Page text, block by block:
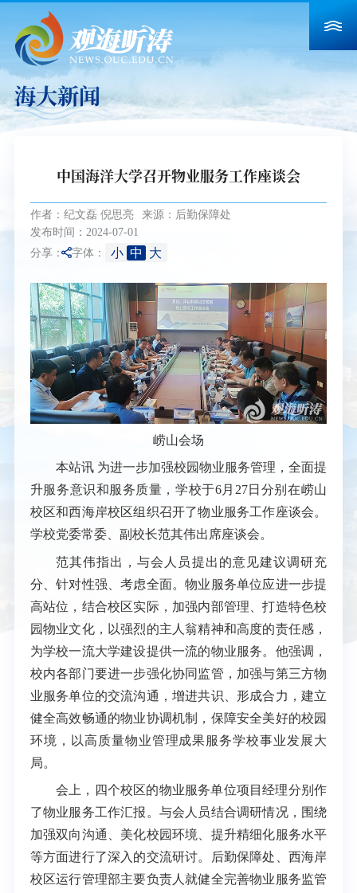
海大新闻
中国海洋大学召开物业服务工作座谈会
作者：纪文磊 倪思亮
来源：后勤保障处
发布时间：2024-07-01
分享： 字体： 小 中 大
崂山会场
本站讯 为进一步加强校园物业服务管理，全面提
升服务意识和服务质量，学校于6月27日分别在崂山
校区和西海岸校区组织召开了物业服务工作座谈会。
学校党委常委、副校长范其伟出席座谈会。
范其伟指出，与会人员提出的意见建议调研充
分、针对性强、考虑全面。物业服务单位应进一步提
高站位，结合校区实际，加强内部管理、打造特色校
园物业文化，以强烈的主人翁精神和高度的责任感，
为学校一流大学建设提供一流的物业服务。 他强调，
校内各部门要进一步强化协同监管，加强与第三方物
业服务单位的交流沟通，增进共识、形成合力，建立
健全高效畅通的物业协调机制，保障安全美好的校园
环境，以高质量物业管理成果服务学校事业发展大
局。
会上，四个校区的物业服务单位项目经理分别作
了物业服务工作汇报。与会人员结合调研情况， 围绕
加强双向沟通、美化校园环境、提升精细化服务水平
等方面进行了深入的交流研讨。后勤保障处、西海岸
校区运行管理部主要负责人就健全完善物业服务监管